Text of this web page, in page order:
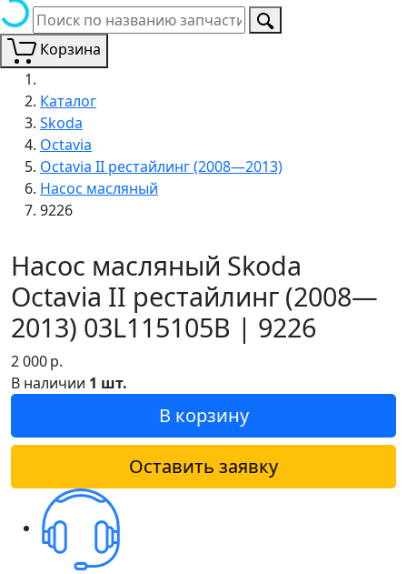
Корзина
Каталог
Skoda
Octavia
Octavia II рестайлинг (2008—2013)
Насос масляный
9226
Насос масляный Skoda
Octavia II рестайлинг (2008—
2013) 03L115105B | 9226
2 000р.
В наличии 1 шт.
В корзину
Оставить заявку